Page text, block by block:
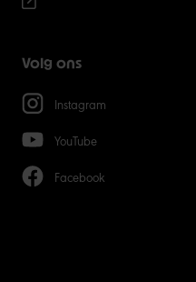
Volg ons
Instagram
YouTube
Facebook